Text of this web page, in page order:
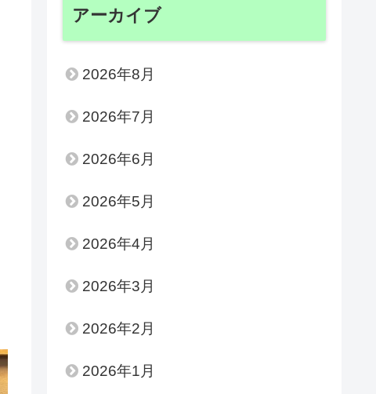
アーカイブ
2026年8月
2026年7月
2026年6月
2026年5月
2026年4月
2026年3月
2026年2月
2026年1月